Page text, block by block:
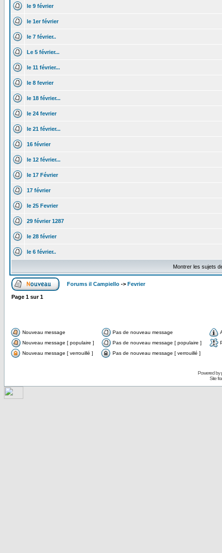
le 9 février
le 1er février
le 7 février..
Le 5 février...
le 11 février...
le 8 fevrier
le 18 février...
le 24 fevrier
le 21 février...
16 février
le 12 février...
le 17 Février
17 février
le 25 Fevrier
29 février 1287
le 28 février
le 6 février..
Montrer les sujets
Forums il Campiello -> Fevrier
Page 1 sur1
Nouveau message Pas de nouveau message
Nouveau message [ populaire ]
Pas de nouveau message [ populaire ]
Nouveau message [ verrouillé ]
Pas de nouveau message [ verrouillé ]
Powered by
Site